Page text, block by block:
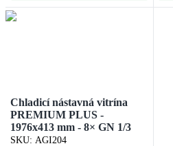
Chladicí nástavná vitrína
PREMIUM PLUS -
1976x413 mm - 8× GN 1/3
SKU: AGI204